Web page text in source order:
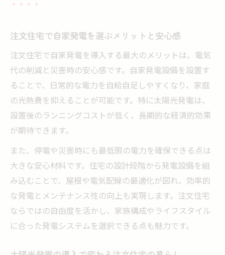
注文住宅における太陽光発電設置費用の目
安
新築で自家発電を導入する際の初期費用と
は
設置費用を抑える補助金や制度の活用方法
関係
新築住宅で自家発電をやめたほうがいい場合と
は
注文住宅で太陽光発電が不要となるケース
自家発電をやめたほうがいい理由を解説
注文住宅で自家発電を選ぶメリットと安心感
注文住宅で自家発電を導入する最大のメリットは、電気
代の削減と災害時の安心感です。自家発電設備を設置す
ることで、日常的な電力を自給自足しやすくなり、家庭
の光熱費を抑えることが可能です。特に太陽光発電は、
設置後のランニングコストが低く、長期的な経済的効果
が期待できます。
また、停電や災害時にも最低限の電力を確保できる点は
大きな安心材料です。住宅の設計段階から発電設備を組
み込むことで、屋根や電気配線の最適化が図れ、効率的
な発電とメンテナンス性の向上も実現します。注文住宅
ならではの自由度を活かし、家族構成やライフスタイル
に合った発電システムを選択できる点も魅力です。